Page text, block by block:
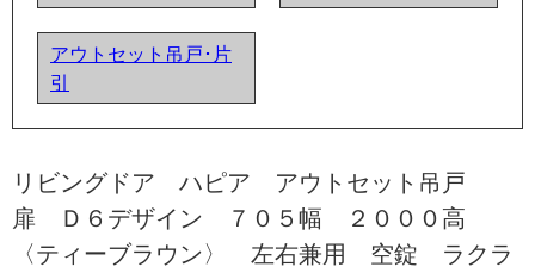
アウトセット吊戸･片
引
リビングドア ハピア アウトセット吊戸
扉 Ｄ６デザイン ７０５幅 ２０００高
〈ティーブラウン〉 左右兼用 空錠 ラクラ